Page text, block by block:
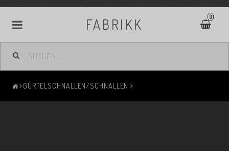
FABRIKK 0
GÜRTELSCHNALLEN/SCHNALLEN